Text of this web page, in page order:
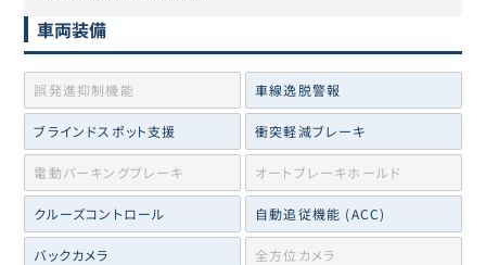
車両装備
誤発進抑制機能 車線逸脱警報
ブラインドスポット支援 衝突軽減ブレーキ
電動パーキングブレーキ オートブレーキホールド
クルーズコントロール 自動追従機能 (ACC)
バックカメラ 全方位カメラ